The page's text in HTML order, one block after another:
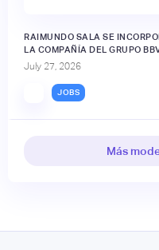
RAIMUNDO SALA SE
LA COMPAÑÍA DEL GRUPO
July 27, 2026
JOBS
Más